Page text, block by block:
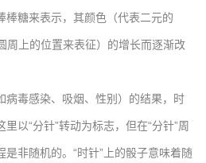
棒糖来表示，其颜色（代表二元的
周上的位置来表征）的增长而逐渐改
病毒感染、吸烟、性别）的结果，时
以“分针”转动为标志，但在“分针”周
是非随机的。“时针”上的骰子意味着随